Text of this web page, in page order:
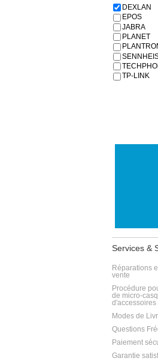
DEXLAN
EPOS
JABRA
PLANET
TP-LINK
Services &
Réparations
vente
Procédure
de micro-
Modes de
Questions
Paiement
Garantie